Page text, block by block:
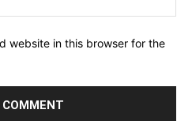
website in this browser for the